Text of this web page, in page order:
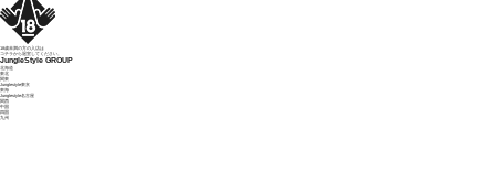
18歳未満の方の入店は
コチラから退室してください。
JungleStyle GROUP
北海道
東北
関東
Junglestyle東京
東海
Junglestyle名古屋
関西
中国
四国
九州